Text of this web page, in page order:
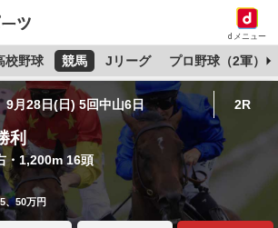
dメニュー
校野球 競馬 Jリーグ プロ野球（2軍）
9月28日(日) 5回中山6日 2R
利
・1,200m 16頭
、50万円